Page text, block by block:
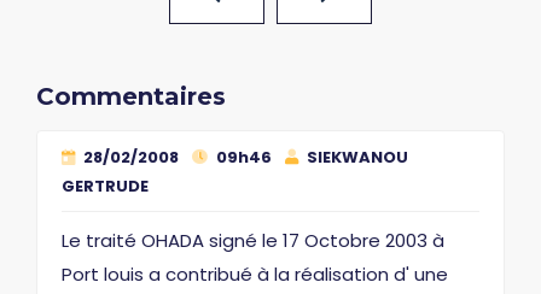
Commentaires
28/02/2008 09h46
SIEKWANOU
GERTRUDE
Le traité OHADA signé le 17 Octobre 2003 à
Port louis a contribué à la réalisation d' une